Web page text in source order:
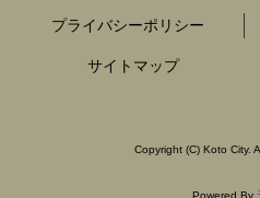
プライバシーポリシー
サイトマップ
Copyright (C) Koto City.
Powered By